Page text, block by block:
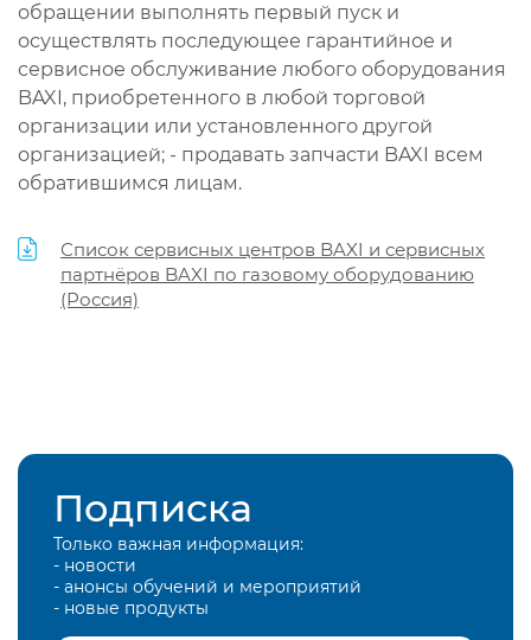
обращении выполнять первый пуск и
осуществлять последующее гарантийное и
сервисное обслуживание любого оборудования
BAXI, приобретенного в любой торговой
организации или установленного другой
организацией; - продавать запчасти BAXI всем
обратившимся лицам.
Список сервисных центров BAXI и сервисных
партнёров BAXI по газовому оборудованию
(Россия)
Подписка
Только важная информация:
- новости
- анонсы обучений и мероприятий
- новые продукты